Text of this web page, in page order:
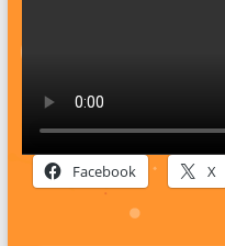
Facebook X